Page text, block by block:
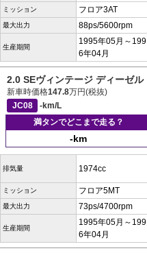
ミッション フロア3AT
最大出力 88ps/5600rpm
生産期間
1995年05月～199
6年04月
2.0 SEヴィンテージ ディーゼル
新車時価格147.8万円(税抜)
JC08
-km/L
満タンでどこまで走る？
-km
排気量 1974cc
ミッション フロア5MT
最大出力 73ps/4700rpm
生産期間
1995年05月～199
6年04月